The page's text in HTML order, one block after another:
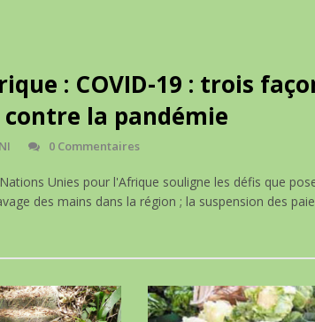
: COVID-19 : trois
la pandémie
0 Commentaires
Unies pour l'Afrique souligne les défis que
des mains dans la région ; la suspension des